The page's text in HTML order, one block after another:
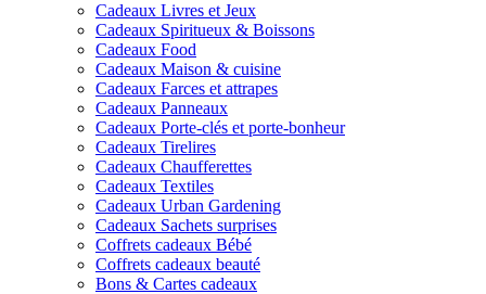
Cadeaux Livres et Jeux
Cadeaux Spiritueux & Boissons
Cadeaux Food
Cadeaux Maison & cuisine
Cadeaux Farces et attrapes
Cadeaux Panneaux
Cadeaux Porte-clés et porte-bonheur
Cadeaux Tirelires
Cadeaux Chaufferettes
Cadeaux Textiles
Cadeaux Urban Gardening
Cadeaux Sachets surprises
Coffrets cadeaux Bébé
Coffrets cadeaux beauté
Bons & Cartes cadeaux